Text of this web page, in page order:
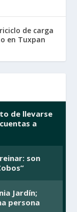
de carga
en Tuxpan